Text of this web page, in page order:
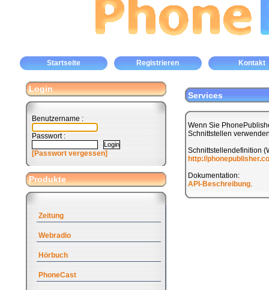
Startseite Registrieren Kontakt
Login
Benutzername :
Passwort :
[Passwort vergessen]
Produkte
Zeitung
Webradio
Hörbuch
PhoneCast
Services
Wenn Sie
Schnittstellen
Schnittstellendefinition
http://
Dokumentation:
API-Beschreibung.